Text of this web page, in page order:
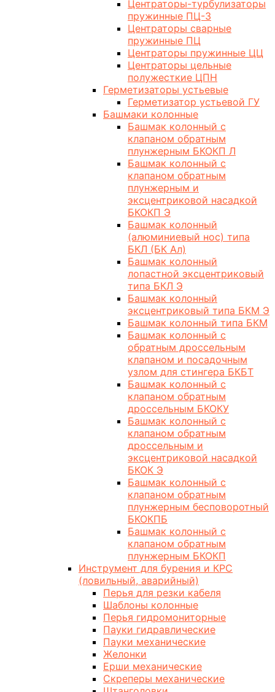
Центраторы-турбулизаторы
пружинные ПЦ-3
Центраторы сварные
пружинные ПЦ
Центраторы пружинные ЦЦ
Центраторы цельные
полужесткие ЦПН
Герметизаторы устьевые
Герметизатор устьевой ГУ
Башмаки колонные
Башмак колонный с
клапаном обратным
плунжерным БКОКП Л
Башмак колонный с
клапаном обратным
плунжерным и
эксцентриковой насадкой
БКОКП Э
Башмак колонный
(алюминиевый нос) типа
БКЛ (БК Ал)
Башмак колонный
лопастной эксцентриковый
типа БКЛ Э
Башмак колонный
эксцентриковый типа БКМ Э
Башмак колонный типа БКМ
Башмак колонный с
обратным дроссельным
клапаном и посадочным
узлом для стингера БКБТ
Башмак колонный с
клапаном обратным
дроссельным БКОКУ
Башмак колонный с
клапаном обратным
дроссельным и
эксцентриковой насадкой
БКОК Э
Башмак колонный с
клапаном обратным
плунжерным бесповоротный
БКОКПБ
Башмак колонный с
клапаном обратным
плунжерным БКОКП
Инструмент для бурения и КРС
(ловильный, аварийный)
Перья для резки кабеля
Шаблоны колонные
Перья гидромониторные
Пауки гидравлические
Пауки механические
Желонки
Ерши механические
Скреперы механические